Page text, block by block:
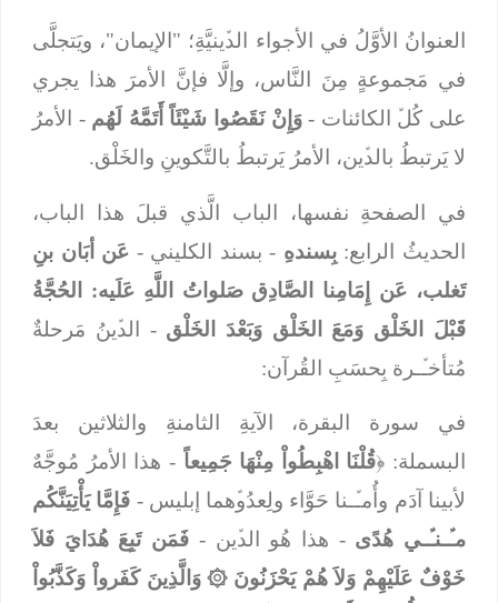
العنوانُ الأوَّلُ في الأجواء الدﱢينيَّةِ؛ "الإيمان"، ويَتجلَّى
في مَجموعةٍ مِنَ النَّاس، وإلَّا فإنَّ الأمرَ هذا يجري
على كُلﱢ الكائنات -وَإِنْ نَقَصُوا شَيْئَاً أَتَمَّهُ لَهُم- الأمرُ
لا يَرتبطُ بالدﱢين، الأمرُ يَرتبطُ بالتَّكوينِ والخَلْق.
في الصفحةِ نفسها، الباب الَّذي قبلَ هذا الباب،
الحديثُ الرابع: بِسندهِ - بسند الكليني -عَن أبَان بنِ
تَغلب، عَن إِمَامِنا الصَّادِق صَلواتُ اللَّهِ عَلَيه: الحُجَّةُ
قَبْلَ الخَلْق وَمَعَ الخَلْق وَبَعْدَ الخَلْق- الدﱢينُ مَرحلةٌ
مُتأخـﱢـرة بِحسَبِ القُرآن:
في سورة البقرة، الآيةِ الثامنةِ والثلاثين بعدَ
البسملة: ﴿قُلْنَا اهْبِطُواْ مِنْهَا جَمِيعاً - هذا الأمرُ مُوجَّهٌ
لأبينا آدَم وأُمـﱢـنا حَوَّاء ولِعدُوﱢهما إبليس - فَإِمَّا يَأْتِيَنَّكُم
مـﱢـنـﱢـي هُدًى - هذا هُو الدﱢين - فَمَن تَبِعَ هُدَايَ فَلاَ
خَوْفٌ عَلَيْهِمْ وَلاَ هُمْ يَحْزَنُونَ۞وَالَّذِينَ كَفَرواْ وَكَذَّبُواْ